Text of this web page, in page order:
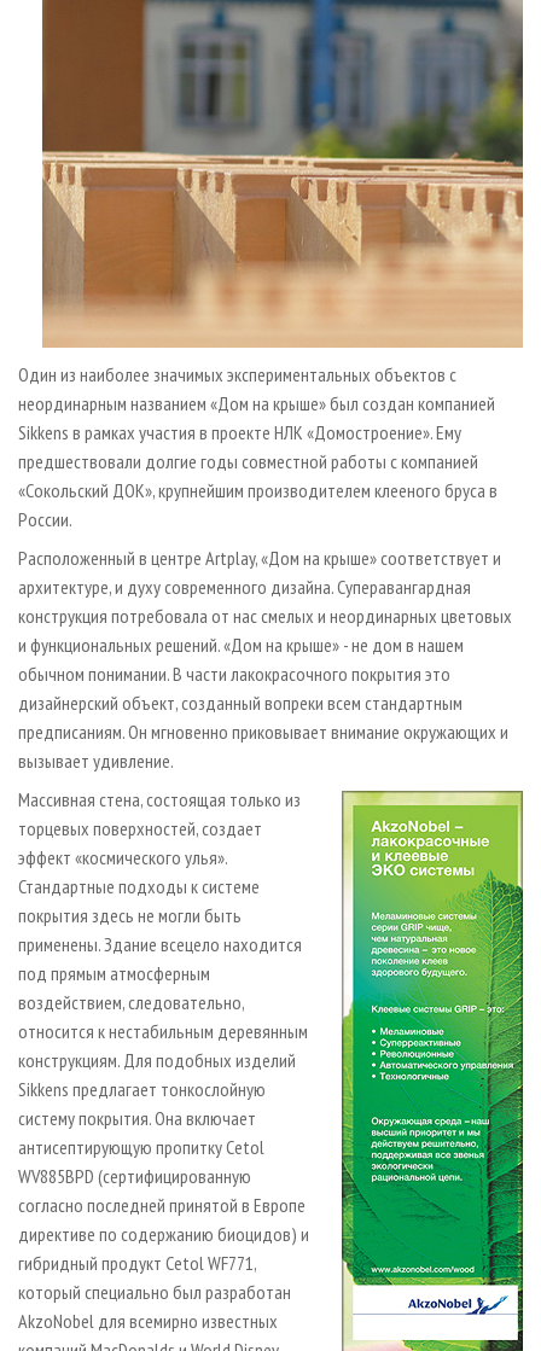
Один из наиболее значимых экспериментальных объектов с
неординарным названием «Дом на крыше» был создан компанией
Sikkens в рамках участия в проекте НЛК «Домостроение». Ему
предшествовали долгие годы совместной работы с компанией
«Сокольский ДОК», крупнейшим производителем клееного бруса в
России.
Расположенный в центре Artplay, «Дом на крыше» соответствует и
архитектуре, и духу современного дизайна. Суперавангардная
конструкция потребовала от нас смелых и неординарных цветовых
и функциональных решений. «Дом на крыше» - не дом в нашем
обычном понимании. В части лакокрасочного покрытия это
дизайнерский объект, созданный вопреки всем стандартным
предписаниям. Он мгновенно приковывает внимание окружающих и
вызывает удивление.
Массивная стена, состоящая только из
торцевых поверхностей, создает
эффект «космического улья».
Стандартные подходы к системе
покрытия здесь не могли быть
применены. Здание всецело находится
под прямым атмосферным
воздействием, следовательно,
относится к нестабильным деревянным
конструкциям. Для подобных изделий
Sikkens предлагает тонкослойную
систему покрытия. Она включает
антисептирующую пропитку Cеtol
WV885BPD (сертифицированную
согласно последней принятой в Европе
директиве по содержанию биоцидов) и
гибридный продукт Cetol WF771,
который специально был разработан
AkzoNobel для всемирно известных